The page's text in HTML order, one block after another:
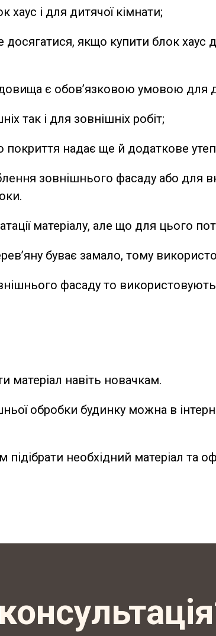
і для дитячої кімнати;
якщо купити блок хаус
є обов’язковою умовою для
так і для зовнішніх робіт;
надає ще й додаткове
зовнішнього фасаду або для
матеріалу, але що для цього
буває замало, тому
фасаду то використовують
навіть новачкам.
обробки будинку можна в
необхідний матеріал та